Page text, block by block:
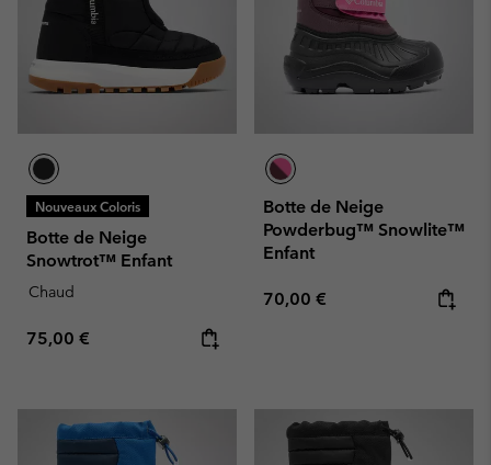
Nouveaux Coloris
Botte de Neige
Snowtrot™ Enfant
Chaud
Regular price:
75,00 €
Botte de Neige
Powderbug™ Snowlite™
Enfant
Regular price:
70,00 €